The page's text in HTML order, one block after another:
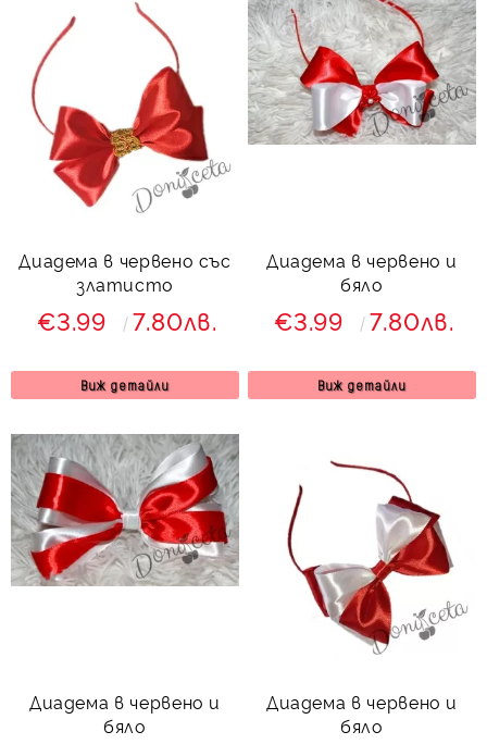
Диадема в червено със
златисто
€3.99 7.80лв.
Виж детайли
Диадема в червено и
бяло
€3.99 7.80лв.
Виж детайли
Диадема в червено и
бяло
Диадема в червено и
бяло